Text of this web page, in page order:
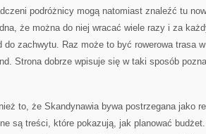
podróżnicy mogą natomiast znaleźć tu
że można do niej wracać wiele razy i za
do zachwytu. Raz może to być rowerowa trasa
Strona dobrze wpisuje się w taki sposób
to, że Skandynawia bywa postrzegana jako
są treści, które pokazują, jak planować